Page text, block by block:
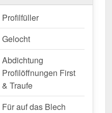
Profilfüller
Gelocht
Abdichtung
Profilöffnungen First
& Traufe
Für auf das Blech